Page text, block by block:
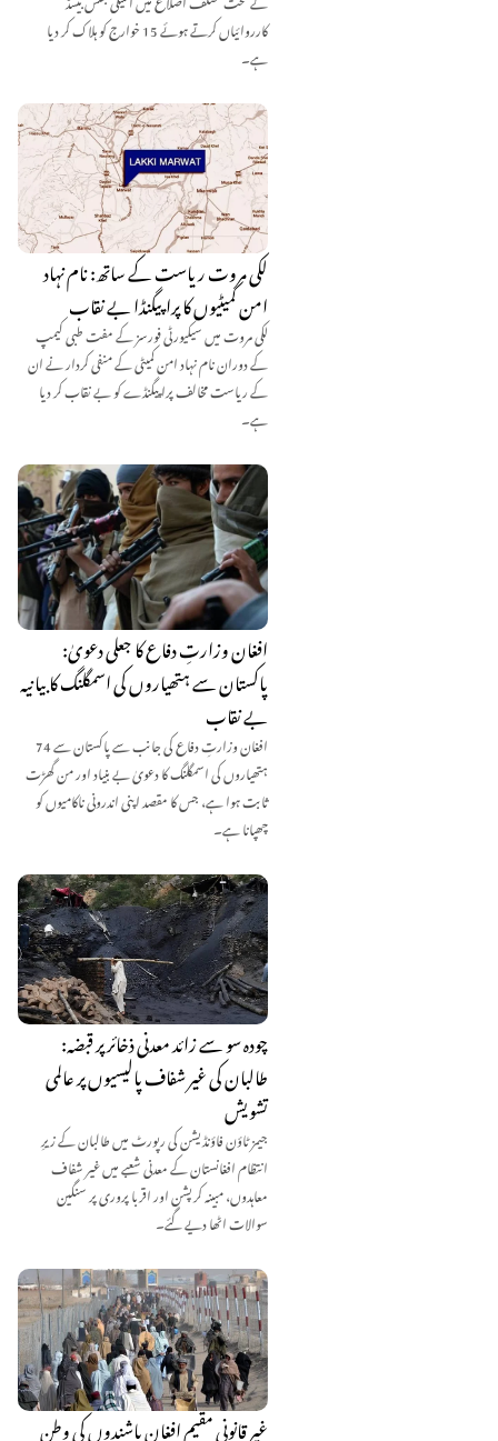
کارروائیاں کرتے ہوئے 15 خوارج کو ہلاک کر دیا
ہے۔
لکی مروت ریاست کے ساتھ: نام نہاد
امن کمیٹیوں کا پراپیگنڈا بے نقاب
لکی مروت میں سیکیورٹی فورسز کے مفت طبی کیمپ
کے دوران نام نہاد امن کمیٹی کے منفی کردار نے ان
کے ریاست مخالف پراپیگنڈے کو بے نقاب کر دیا
ہے۔
افغان وزارتِ دفاع کا جعلی دعویٰ:
پاکستان سے ہتھیاروں کی اسمگلنگ کا بیانیہ
بے نقاب
افغان وزارتِ دفاع کی جانب سے پاکستان سے 74
ہتھیاروں کی اسمگلنگ کا دعویٰ بے بنیاد اور من گھڑت
ثابت ہوا ہے، جس کا مقصد اپنی اندرونی ناکامیوں کو
چھپانا ہے۔
چودہ سو سے زائد معدنی ذخائر پر قبضہ:
طالبان کی غیر شفاف پالیسیوں پر عالمی
تشویش
جیمز ٹاؤن فاؤنڈیشن کی رپورٹ میں طالبان کے زیرِ
انتظام افغانستان کے معدنی شعبے میں غیر شفاف
معاہدوں، مبینہ کرپشن اور اقربا پروری پر سنگین
سوالات اٹھا دیے گئے۔
غیر قانونی مقیم افغان باشندوں کی وطن